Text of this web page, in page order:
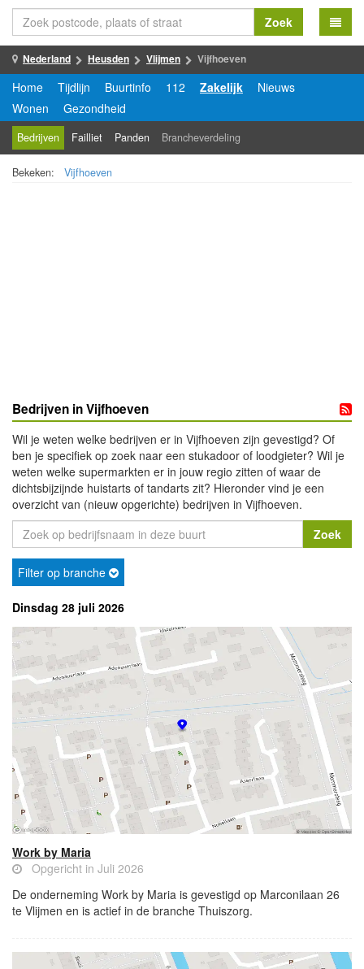
Zoek
Nederland Heusden Vlijmen Vijfhoeven
Home Tijdlijn Buurtinfo 112 Zakelijk
Nieuws
Wonen
Gezondheid
Bedrijven Failliet Panden Brancheverdeling
Bekeken: Vijfhoeven
Bedrijven in Vijfhoeven
Wil je weten welke bedrijven er in Vijfhoeven zijn gevestigd? Of
ben je specifiek op zoek naar een stukadoor of loodgieter? Wil je
weten welke supermarkten er in jouw regio zitten of waar de
dichtsbijzijnde huistarts of tandarts zit? Hieronder vind je een
overzicht van (nieuw opgerichte) bedrijven in Vijfhoeven.
Filter op branche
Dinsdag 28 juli 2026
Work by Maria
Opgericht in Juli 2026
De onderneming Work by Maria is gevestigd op Marconilaan 26
te Vlijmen en is actief in de branche Thuiszorg.